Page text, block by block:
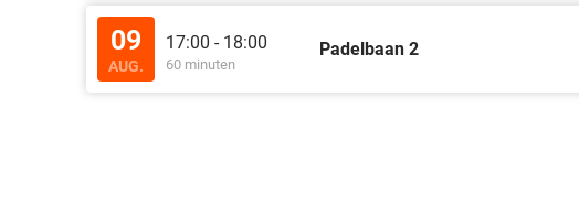
09
AUG.
17:00 - 18:00
60 minuten
Padelbaan 2